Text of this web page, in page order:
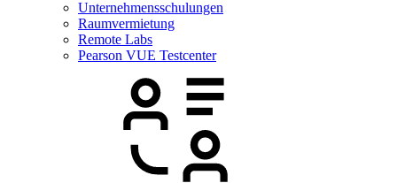
Unternehmensschulungen
Raumvermietung
Remote Labs
Pearson VUE Testcenter